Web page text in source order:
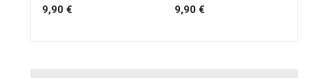
9,90 € 9,90 €